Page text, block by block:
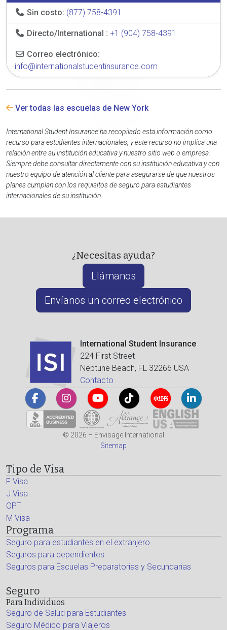
Sin costo: (877) 758-4391
Directo/International : +1 (904) 758-4391
Correo electrónico:
info@internationalstudentinsurance.com
Ver todas las escuelas de New York
International Student Insurance ha recopilado esta información como
recurso para estudiantes internacionales, y este recurso no implica una
relación entre su institución educativa y nuestro sitio web o empresa.
Siempre debe consultar directamente con su institución educativa y con
nuestro equipo de atención al cliente para asegurarse de que nuestros
planes cumplan con los requisitos de seguro para estudiantes
internacionales de su institución.
¿Necesitas ayuda?
Llámanos
Envíanos un correo electrónico
International Student Insurance
224 First Street
Neptune Beach, FL 32266 USA
Contacto
© 2026 – Envisage International
Sitemap
Tipo de Visa
F Visa
J Visa
OPT
M Visa
Programa
Seguro para estudiantes en el extranjero
Seguros para dependientes
Seguros para Escuelas Preparatorias y Secundarias
Seguro
Para Individuos
Seguro de Salud para Estudiantes
Seguro Médico para Viajeros